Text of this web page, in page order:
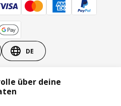
DE
Wandersmann 2-4, 65719 Hofheim-
2026
über deine